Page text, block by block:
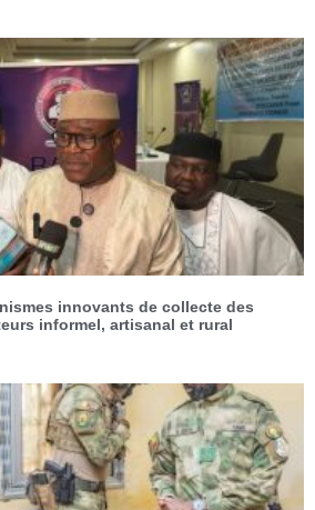
innovants de collecte des
informel, artisanal et rural